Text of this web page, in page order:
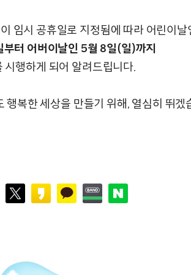
임시 공휴일로 지정됨에 따라 어린이날
터 어버이날인 5월 8일(일)까지
시행하게 되어 알려드립니다.
행복한 세상을 만들기 위해, 열심히 뛰겠